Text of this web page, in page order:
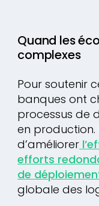
Quand les
complexes
Pour soutenir
banques ont
processus de
en production.
d’améliorer
efforts
de
globale des